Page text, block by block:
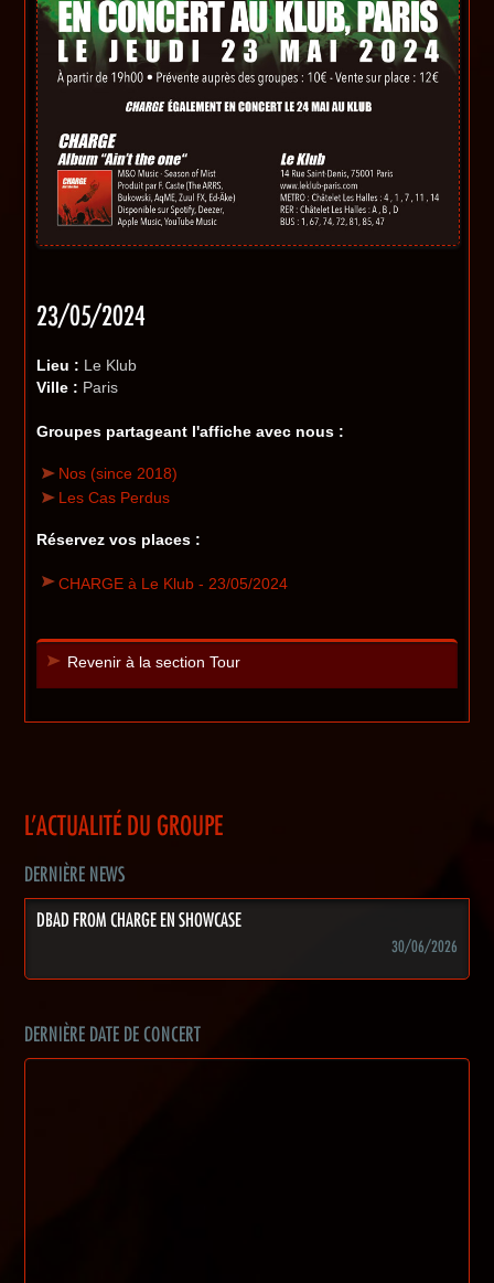
23/05/2024
Lieu : Le Klub
Ville : Paris
Groupes partageant l'affiche avec nous :
Nos (since 2018)
Les Cas Perdus
Réservez vos places :
CHARGE à Le Klub - 23/05/2024
Revenir à la section Tour
L'ACTUALITÉ DU GROUPE
DERNIÈRE NEWS
DBAD FROM CHARGE EN SHOWCASE
30/06/2026
DERNIÈRE DATE DE CONCERT